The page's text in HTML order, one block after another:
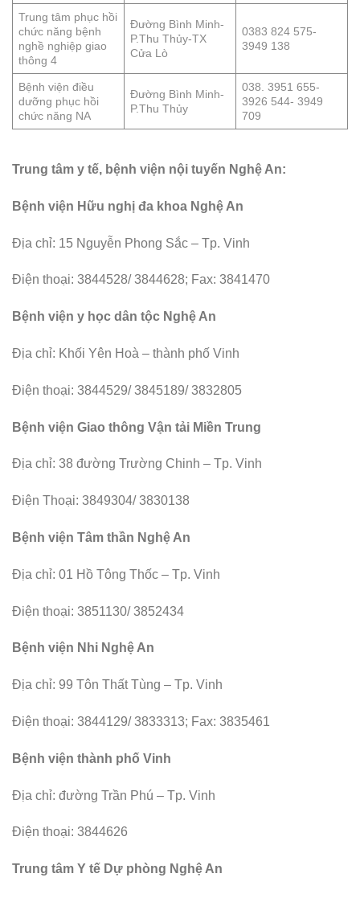
Trung tâm phục hồi
chức năng bệnh
nghề nghiệp giao
thông 4
Đường Bình Minh-
P.Thu Thủy-TX
Cửa Lò
0383 824 575-
3949 138
Bệnh viện điều
dưỡng phục hồi
chức năng NA
Đường Bình Minh-
P.Thu Thủy
038. 3951 655-
3926 544- 3949
709
Trung tâm y tế, bệnh viện nội tuyến Nghệ An:
Bệnh viện Hữu nghị đa khoa Nghệ An
Địa chỉ: 15 Nguyễn Phong Sắc – Tp. Vinh
Điện thoại: 3844528/ 3844628; Fax: 3841470
Bệnh viện y học dân tộc Nghệ An
Địa chỉ: Khối Yên Hoà – thành phố Vinh
Điện thoại: 3844529/ 3845189/ 3832805
Bệnh viện Giao thông Vận tải Miền Trung
Địa chỉ: 38 đường Trường Chinh – Tp. Vinh
Điện Thoại: 3849304/ 3830138
Bệnh viện Tâm thần Nghệ An
Địa chỉ: 01 Hồ Tông Thốc – Tp. Vinh
Điện thoại: 3851130/ 3852434
Bệnh viện Nhi Nghệ An
Địa chỉ: 99 Tôn Thất Tùng – Tp. Vinh
Điện thoại: 3844129/ 3833313; Fax: 3835461
Bệnh viện thành phố Vinh
Địa chỉ: đường Trần Phú – Tp. Vinh
Điện thoại: 3844626
Trung tâm Y tế Dự phòng Nghệ An